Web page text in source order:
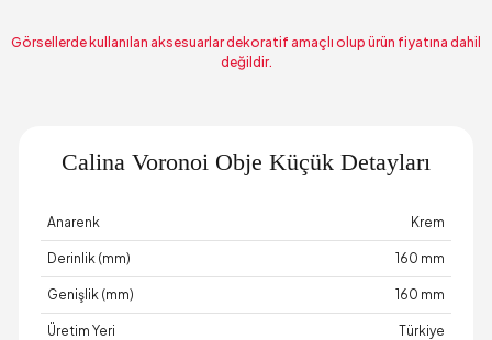
Görsellerde kullanılan aksesuarlar dekoratif amaçlı olup ürün fiyatına dahil
değildir.
Calina Voronoi Obje Küçük Detayları
Anarenk Krem
Derinlik (mm) 160 mm
Genişlik (mm) 160 mm
Üretim Yeri Türkiye